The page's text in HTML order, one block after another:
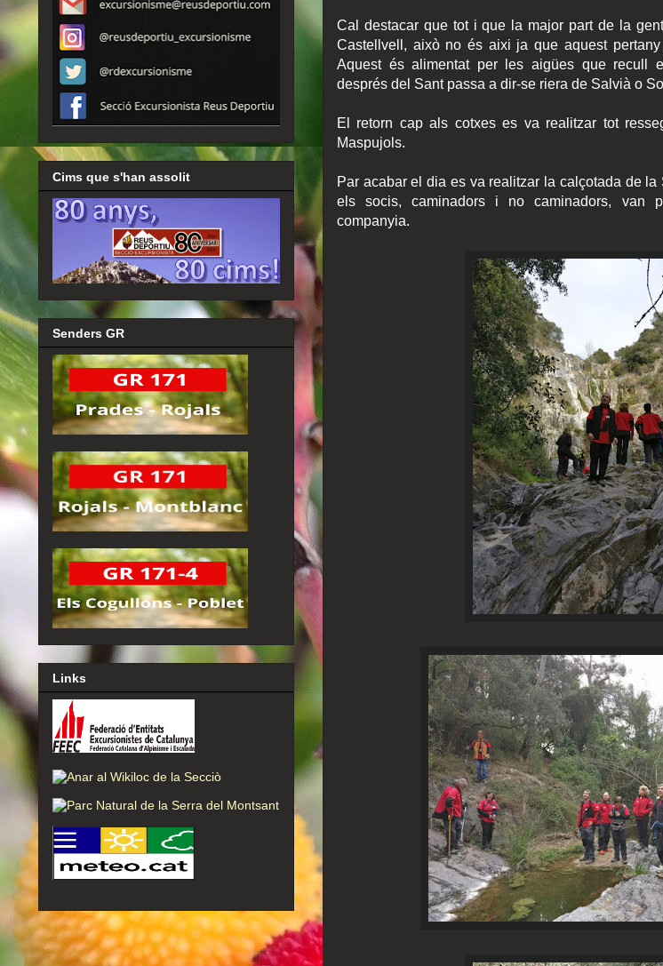
Cal destacar que tot i que la major part de la
Castellvell, això no és aixi ja que aquest
Aquest és alimentat per les aigües que recull
després del Sant passa a dir-se riera de Salvià o
El retorn cap als cotxes es va realitzar tot
Maspujols.
Par acabar el dia es va realitzar la calçotada de
els socis, caminadors i no caminadors, van
companyia.
Cims que s'han assolit
Senders GR
Links